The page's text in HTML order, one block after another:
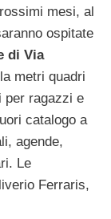
mesi, al
ospitate
di Via
metri quadri
per ragazzi e
catalogo a
agende,
Le
Ferraris,